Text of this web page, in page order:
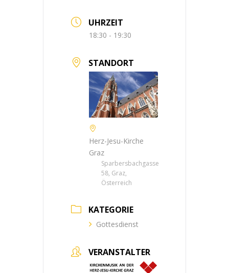
UHRZEIT
18:30 - 19:30
STANDORT
Herz-Jesu-Kirche
Graz
Sparbersbachgasse
58, Graz,
Österreich
KATEGORIE
Gottesdienst
VERANSTALTER